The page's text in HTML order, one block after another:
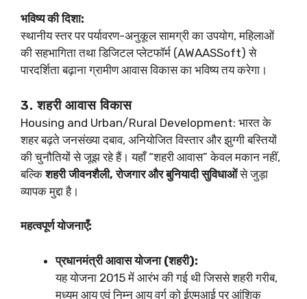
भविष्य की दिशा:
स्थानीय स्तर पर पर्यावरण-अनुकूल सामग्री का उपयोग, महिलाओं
की सहभागिता तथा डिजिटल प्लेटफॉर्म (AWAASSoft) से
पारदर्शिता बढ़ाना ग्रामीण आवास विकास का भविष्य तय करेगा।
3. शहरी आवास विकास
Housing and Urban/Rural Development: भारत के
शहर बढ़ते जनसंख्या दबाव, अनियोजित विस्तार और झुग्गी बस्तियों
की चुनौतियों से जूझ रहे हैं। यहाँ “शहरी आवास” केवल मकान नहीं,
बल्किशहरी जीवनशैली, रोजगार और बुनियादी सुविधाओंसे जुड़ा
व्यापक मुद्दा है।
महत्वपूर्ण योजनाएँ:
प्रधानमंत्री आवास योजना (शहरी):
यह योजना 2015 में आरंभ की गई थी जिससे शहरी गरीब,
मध्यम आय एवं निम्न आय वर्ग को ईएमआई पर आंशिक